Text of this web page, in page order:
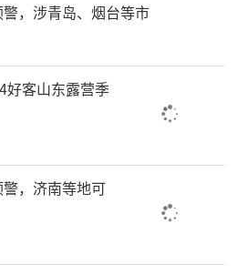
，涉青岛、烟台等市
好客山东露营季
，济南等地可